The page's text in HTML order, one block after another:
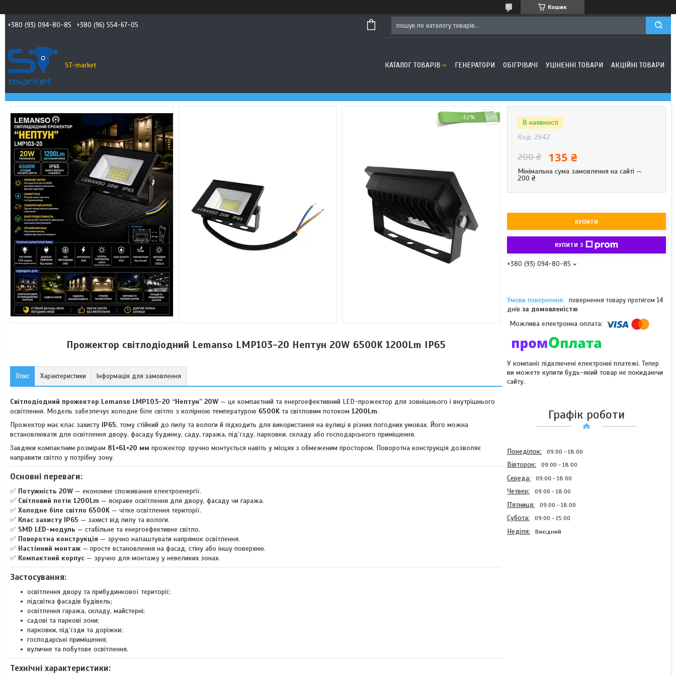
Кошик
+380 (93) 094-80-85 +380 (96) 554-67-05
ST-market КАТАЛОГ ТОВАРІВ ГЕНЕРАТОРИ ОБІГРІВАЧІ УЦІНЕННІ ТОВАРИ АКЦІЙНІ ТОВАРИ
–32%
Прожектор світлодіодний Lemanso LMP103-20 Нептун 20W 6500K 1200Lm IP65
Опис Характеристики Інформація для замовлення
Світлодіодний прожектор Lemanso LMP103-20 “Нептун” 20W — це компактний та енергоефективний LED-прожектор для зовнішнього і внутрішнього
освітлення. Модель забезпечує холодне біле світло з колірною температурою 6500K та світловим потоком 1200Lm.
Прожектор має клас захисту IP65, тому стійкий до пилу та вологи й підходить для використання на вулиці в різних погодних умовах. Його можна
встановлювати для освітлення двору, фасаду будинку, саду, гаража, під’їзду, парковки, складу або господарського приміщення.
Завдяки компактним розмірам 81×61×20 мм прожектор зручно монтується навіть у місцях з обмеженим простором. Поворотна конструкція дозволяє
направити світло у потрібну зону.
Основні переваги:
✅ Потужність 20W — економне споживання електроенергії.
✅ Світловий потік 1200Lm — яскраве освітлення для двору, фасаду чи гаража.
✅ Холодне біле світло 6500K — чітке освітлення території.
✅ Клас захисту IP65 — захист від пилу та вологи.
✅ SMD LED-модуль — стабільне та енергоефективне світло.
✅ Поворотна конструкція — зручно налаштувати напрямок освітлення.
✅ Настінний монтаж — просте встановлення на фасад, стіну або іншу поверхню.
✅ Компактний корпус — зручно для монтажу у невеликих зонах.
Застосування:
освітлення двору та прибудинкової території;
підсвітка фасадів будівель;
освітлення гаража, складу, майстерні;
садові та паркові зони;
парковки, під’їзди та доріжки;
господарські приміщення;
вуличне та побутове освітлення.
Технічні характеристики:
В наявності
Код: 2642
200 ₴ 135 ₴
Мінімальна сума замовлення на сайті —
200 ₴
КУПИТИ
КУПИТИ З
+380 (93) 094-80-85
повернення товару протягом 14
днів за домовленістю
У компанії підключені електронні платежі. Тепер
ви можете купити будь-який товар не покидаючи
сайту.
Графік роботи
Понеділок 09:00 18:00
Вівторок 09:00 18:00
Середа 09:00 18:00
Четвер 09:00 18:00
Пʼятниця 09:00 18:00
Субота 09:00 15:00
Неділя Вихідний